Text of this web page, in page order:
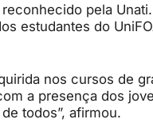
pela
estudantes do
nos cursos de
a presença dos
todos”, afirmou.